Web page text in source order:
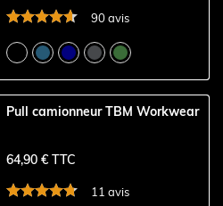
90 avis
Pull camionneur TBM Workwear
64,90 € TTC
11 avis